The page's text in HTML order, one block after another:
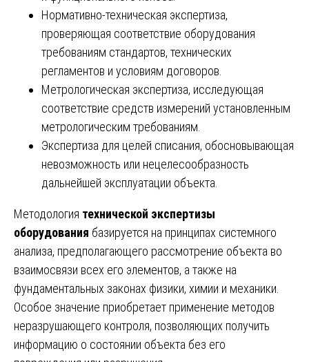
Нормативно-техническая экспертиза,
проверяющая соответствие оборудования
требованиям стандартов, технических
регламентов и условиям договоров.
Метрологическая экспертиза, исследующая
соответствие средств измерений установленным
метрологическим требованиям.
Экспертиза для целей списания, обосновывающая
невозможность или нецелесообразность
дальнейшей эксплуатации объекта.
Методология технической экспертизы
оборудования базируется на принципах системного
анализа, предполагающего рассмотрение объекта во
взаимосвязи всех его элементов, а также на
фундаментальных законах физики, химии и механики.
Особое значение приобретает применение методов
неразрушающего контроля, позволяющих получить
информацию о состоянии объекта без его